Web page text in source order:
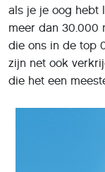
als je je oog hebt
meer dan 30.000
die ons in de top
zijn net ook
die het een